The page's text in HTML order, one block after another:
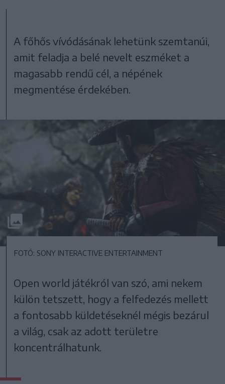
A főhős vívódásának lehetünk szemtanúi,
amit feladja a belé nevelt eszméket a
magasabb rendű cél, a népének
megmentése érdekében.
FOTÓ: SONY INTERACTIVE ENTERTAINMENT
Open world játékról van szó, ami nekem
külön tetszett, hogy a felfedezés mellett
a fontosabb küldetéseknél mégis bezárul
a világ, csak az adott területre
koncentrálhatunk.